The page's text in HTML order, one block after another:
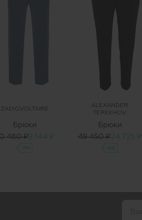
ZADIGVOLTAIRE
Брюки
480 ₽9 144 ₽
-70%
ALEXANDER
TEREKHOV
Брюки
49 450 ₽24 725 ₽
-50%